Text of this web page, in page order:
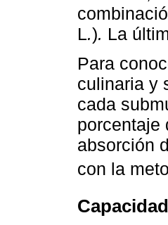
L.). La
Para
culinaria y
cada
porcentaje
absorción
con la